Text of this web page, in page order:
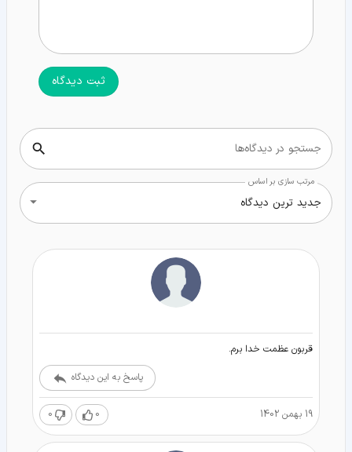
ثبت دیدگاه
جستجو در دیدگاه‌ها
مرتب سازی بر اساس
جدید ترین دیدگاه
قربون عظمت خدا برم.
پاسخ به این دیدگاه
19 بهمن 1402 0
0